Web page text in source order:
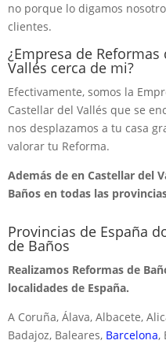
no porque lo digamos
clientes.
¿Empresa de
Vallés cerca de mi?
Efectivamente, somos la
Castellar del Vallés que se
nos desplazamos a tu casa
valorar tu Reforma.
Además de en Castellar del
Baños en todas las
Provincias de España
de Baños
Realizamos Reformas de
localidades de España.
A Coruña, Álava, Albacete,
Badajoz, Baleares, Barcelona,